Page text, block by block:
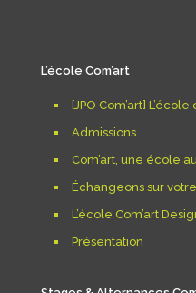
L’école Com’art
[JPO Com’art]
Admissions
Com’art, une école
Échangeons sur
L’école Com’art
Présentation